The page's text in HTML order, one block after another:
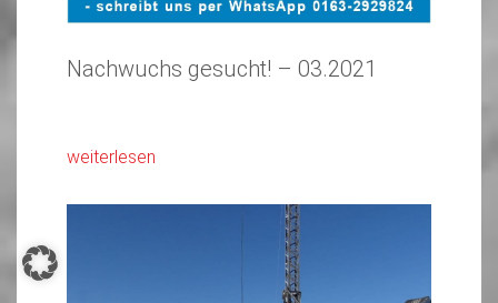
Nachwuchs gesucht! – 03.2021
weiterlesen